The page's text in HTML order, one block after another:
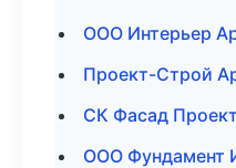
ООО Интерьер
Проект-Строй
СК Фасад
ООО Фундамент